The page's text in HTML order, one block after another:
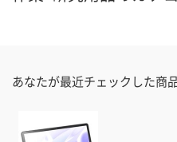
あなたが最近チェックした商